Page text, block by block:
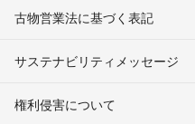
古物営業法に基づく表記
サステナビリティメッセージ
権利侵害について